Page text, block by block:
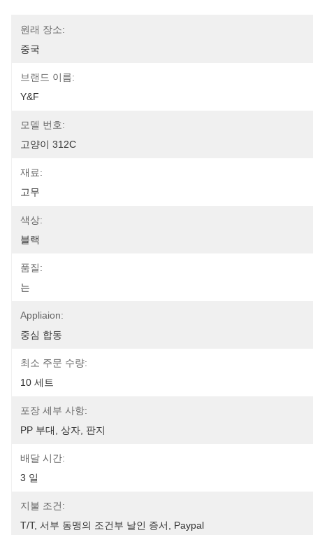
원래 장소:
중국
브랜드 이름:
Y&F
모델 번호:
고양이 312C
재료:
고무
색상:
블랙
품질:
는
Appliaion:
중심 합동
최소 주문 수량:
10 세트
포장 세부 사항:
PP 부대, 상자, 판지
배달 시간:
3 일
지불 조건:
T/T, 서부 동맹의 조건부 날인 증서, Paypal